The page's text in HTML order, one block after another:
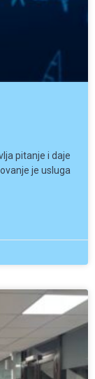
pitanje i daje
je usluga